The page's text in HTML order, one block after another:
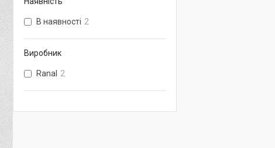
В наявності 2
Виробник
Ranal 2